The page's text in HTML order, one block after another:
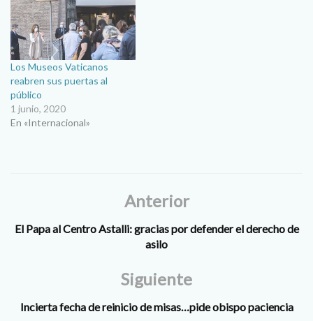
Los Museos Vaticanos
reabren sus puertas al
público
1 junio, 2020
En «Internacional»
Anterior
El Papa al Centro Astalli: gracias por defender el derecho de
asilo
Siguiente
Incierta fecha de reinicio de misas…pide obispo paciencia